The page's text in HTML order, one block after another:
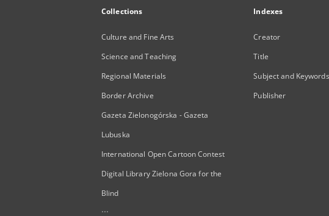
Collections
Culture and Fine Arts
Science and Teaching
Regional Materials
Border Archive
Gazeta Zielonogórska - Gazeta
Lubuska
International Open Cartoon Contest
Digital Library Zielona Gora for the
Blind
...
Indexes
Creator
Title
Subject and Keywords
Publisher